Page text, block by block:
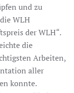
und zu
WLH
der WLH“.
die
Arbeiten,
aller
konnte.